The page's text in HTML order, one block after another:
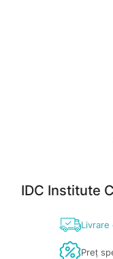
IDC Institute
Livrare
Preț